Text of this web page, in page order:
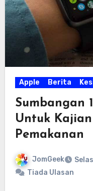
Apple Berita
Sumbangan
Untuk
Pemakanan
JomGeek
Tiada Ulasan